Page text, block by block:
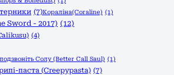
(7)Кораліна(Coraline) (1)
Sword - 2017) (12)
(4)
Солу (Better Call Saul) (1)
паста (Creepypasta) (7)